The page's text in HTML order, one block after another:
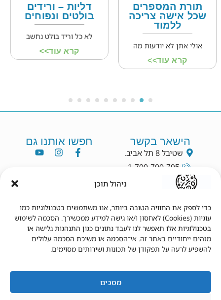
ניהול תוכן
כדי לספק את החוויה הטובה ביותר, אנו משתמשים בטכנולוגיות כמו
עוגיות (Cookies) לאחסון ו/או גישה למידע ממכשירך. הסכמה לשימוש
בטכנולוגיות אלו תאפשר לנו לעבד נתונים כגון התנהגות גלישה או
מזהים ייחודיים באתר זה. אי־הסכמה או משיכת הסכמה עלולים
להשפיע לרעה על תפקודן של תכונות ושירותים מסוימים.
מסכים
דליות – ורידים
בולטים ונפוחים
לא כל וריד בולט נחשב
קרא עוד>>
המחזור הנשי –
מזרח מול מערב
לפי ההערכות,נשים מבלות
קרא עוד>>
הישאר בקשר
שטיבל 8 תל אביב.
1-700-700-795
info@dryang.co.il
חפשו אותנו גם
תנאי שימוש
תקנון
תנאי שימוש
מידע נוסף
צור קשר
מדיניות פרטיות